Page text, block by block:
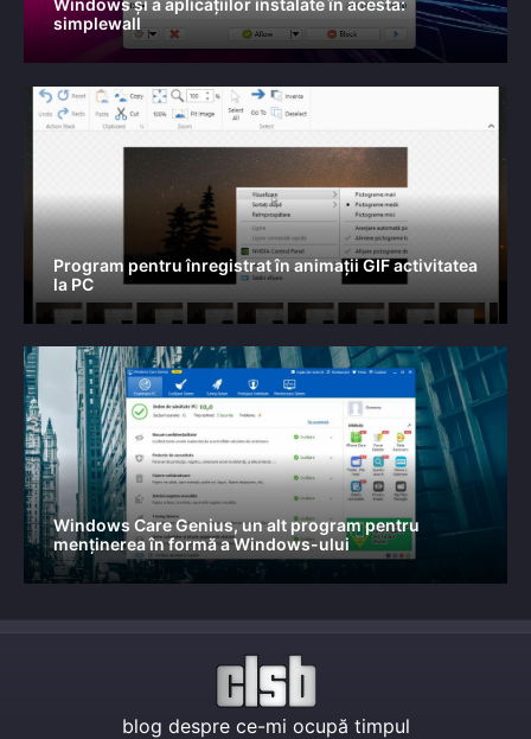
Windows și a aplicațiilor instalate în acesta:
simplewall
Program pentru înregistrat în animații GIF activitatea
la PC
Windows Care Genius, un alt program pentru
menținerea în formă a Windows-ului
blog despre ce-mi ocupă timpul